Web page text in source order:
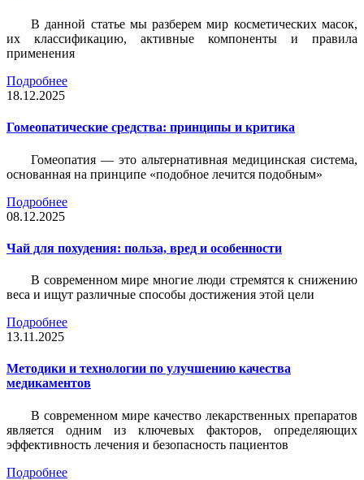
В данной статье мы разберем мир косметических масок,
их классификацию, активные компоненты и правила
применения
Подробнее
18.12.2025
Гомеопатические средства: принципы и критика
Гомеопатия — это альтернативная медицинская система,
основанная на принципе «подобное лечится подобным»
Подробнее
08.12.2025
Чай для похудения: польза, вред и особенности
В современном мире многие люди стремятся к снижению
веса и ищут различные способы достижения этой цели
Подробнее
13.11.2025
Методики и технологии по улучшению качества
медикаментов
В современном мире качество лекарственных препаратов
является одним из ключевых факторов, определяющих
эффективность лечения и безопасность пациентов
Подробнее